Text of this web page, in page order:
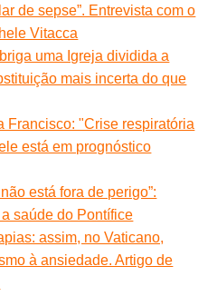
de sepse”. Entrevista com o
Vitacca
uma Igreja dividida a
mais incerta do que
Francisco: "Crise respiratória
está em prognóstico
está fora de perigo”:
saúde do Pontífice
assim, no Vaticano,
à ansiedade. Artigo de